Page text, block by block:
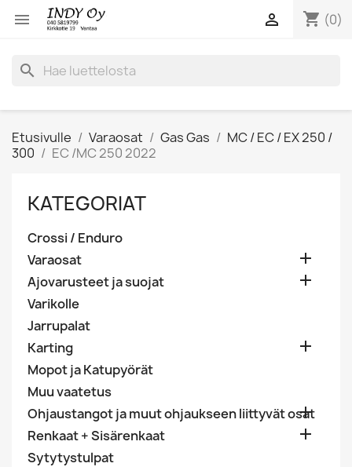
 shopping_cart (0)

search
Etusivulle Varaosat Gas Gas
MC / EC / EX 250 /
300
EC /MC 250 2022
KATEGORIAT
Crossi / Enduro
Varaosat

Ajovarusteet ja suojat 
Varikolle
Jarrupalat
Karting

Mopot ja Katupyörät
Muu vaatetus
Ohjaustangot ja muut ohjaukseen liittyvät osat

Renkaat + Sisärenkaat 
Sytytystulpat